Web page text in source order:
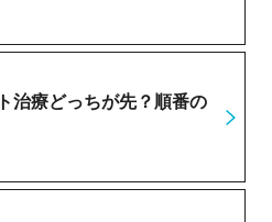
治療どっちが先？順番の